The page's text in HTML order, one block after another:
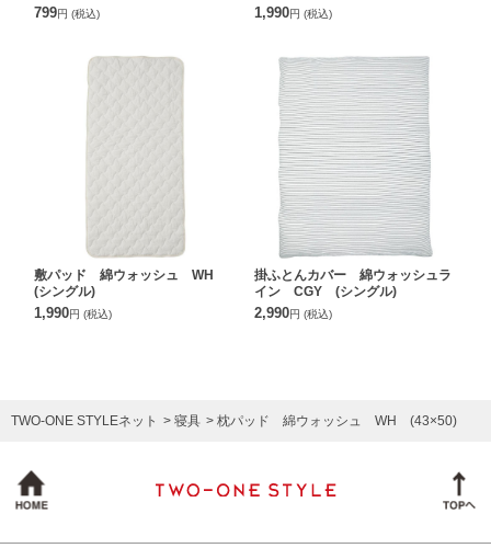
799円 (税込) 1,990円 (税込)
敷パッド 綿ウォッシュ WH
(シングル)
1,990円 (税込)
掛ふとんカバー 綿ウォッシュラ
イン CGY (シングル)
2,990円 (税込)
TWO-ONE STYLEネット 寝具 枕パッド 綿ウォッシュ WH (43×50)